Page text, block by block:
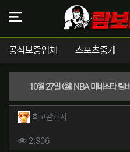
공식보증업체 스포츠중계
작성자 정보
최고관리자작성
컨텐츠 정보
2,306조회